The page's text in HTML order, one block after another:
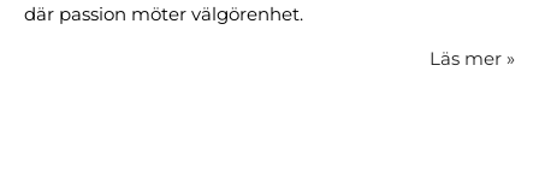
där passion möter välgörenhet.
Läs mer »